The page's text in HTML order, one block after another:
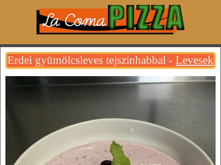
Erdei gyümölcsleves tejszínhabbal - Levesek